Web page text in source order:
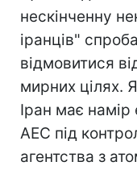
нескінченну
іранців"
відмовитися
мирних цілях.
Іран має намір
АЕС під
агентства з